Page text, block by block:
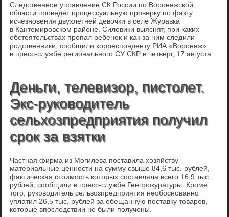
Следственное управление СК России по Воронежской
области проведет процессуальную проверку по факту
исчезновения двухлетней девочки в селе Журавка
в Кантемировском районе. Силовики выяснят, при каких
обстоятельствах пропал ребенок и как за ним следили
родственники, сообщили корреспонденту РИА «Воронеж»
в пресс-службе регионального СУ СКР в четверг, 17 августа.
Деньги, телевизор, пистолет.
Экс-руководитель
сельхозпредприятия получил
срок за взятки
Частная фирма из Могилева поставила хозяйству
материальные ценности на сумму свыше 84,6 тыс. рублей,
фактическая стоимость которых составляла всего 16,9 тыс.
рублей, сообщили в пресс-службе Генпрокуратуры. Кроме
того, руководитель сельзозпредприятия необоснованно
уплатил 26,5 тыс. рублей за обещанную поставку товаров,
которые впоследствии не были получены.